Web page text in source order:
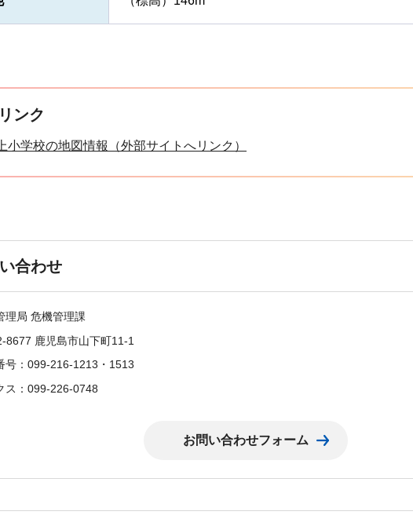
ンク
小学校の地図情報（外部サイトへリンク）
合わせ
理局 危機管理課
8677 鹿児島市山下町11-1
号：099-216-1213・1513
ス：099-226-0748